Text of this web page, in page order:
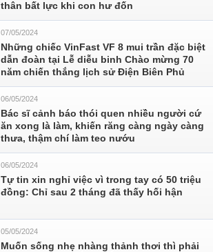
thân bất lực khi con hư đốn
07/05/2024
Những chiếc VinFast VF 8 mui trần đặc biệt
dẫn đoàn tại Lễ diễu binh Chào mừng 70
năm chiến thắng lịch sử Điện Biên Phủ
06/05/2024
Bác sĩ cảnh báo thói quen nhiều người cứ
ăn xong là làm, khiến răng càng ngày càng
thưa, thậm chí làm teo nướu
06/05/2024
Tự tin xin nghỉ việc vì trong tay có 50 triệu
đồng: Chỉ sau 2 tháng đã thấy hối hận
05/05/2024
Muốn sống nhẹ nhàng thảnh thơi thì phải